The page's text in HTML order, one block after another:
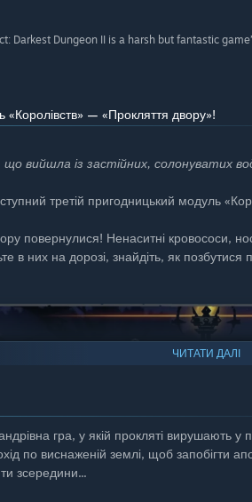
Darkest Dungeon II is a harsh but fantastic
— «Прокляття двору»!
вийшла із застійних, солонуватих
третій пригодницький модуль
повернулися! Ненаситні кровососи,
в них на дорозі, знайдіть, як
ЧИТАТИ ДАЛІ
гра, у якій прокляті вирушають у
по виснаженій землі, щоб запобігти
зсередини...